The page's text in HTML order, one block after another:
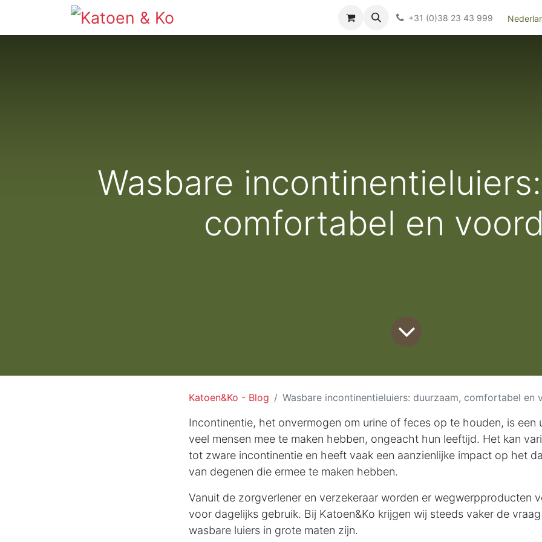
Kieswijzer nacht- en kraamverband
+31 (0)38 23 43 999
Wasbare
comfortabel en
Katoen&Ko - Blog Wasbare incontinentieluiers: duurzaam, comfortabel en
Incontinentie, het onvermogen om urine of feces op te houden, is een
veel mensen mee te maken hebben, ongeacht hun leeftijd. Het kan
tot zware incontinentie en heeft vaak een aanzienlijke impact op het
van degenen die ermee te maken hebben.
Vanuit de zorgverlener en verzekeraar worden er wegwerpproducten
voor dagelijks gebruik. Bij Katoen&Ko krijgen wij steeds vaker de
wasbare luiers in grote maten zijn.